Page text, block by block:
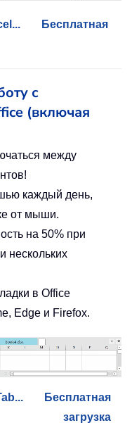
Бесплатная
с
(включая
между
каждый день,
от мыши.
на 50% при
нескольких
в Office
Edge и Firefox.
Бесплатная
загрузка